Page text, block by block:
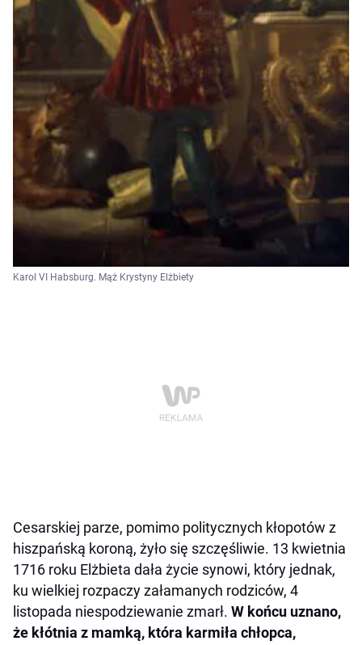
Karol VI Habsburg. Mąż Krystyny Elżbiety
Cesarskiej parze, pomimo politycznych kłopotów z
hiszpańską koroną, żyło się szczęśliwie. 13 kwietnia
1716 roku Elżbieta dała życie synowi, który jednak,
ku wielkiej rozpaczy załamanych rodziców, 4
listopada niespodziewanie zmarł. W końcu uznano,
że kłótnia z mamką, która karmiła chłopca,